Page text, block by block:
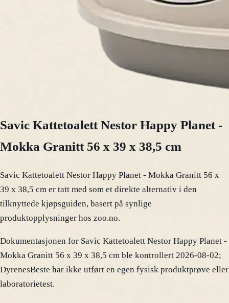
Savic Kattetoalett Nestor Happy Planet -
Mokka Granitt 56 x 39 x 38,5 cm
Savic Kattetoalett Nestor Happy Planet - Mokka Granitt 56 x
39 x 38,5 cm er tatt med som et direkte alternativ i den
tilknyttede kjøpsguiden, basert på synlige
produktopplysninger hos zoo.no.
Dokumentasjonen for Savic Kattetoalett Nestor Happy Planet -
Mokka Granitt 56 x 39 x 38,5 cm ble kontrollert 2026-08-02;
DyrenesBeste har ikke utført en egen fysisk produktprøve eller
laboratorietest.